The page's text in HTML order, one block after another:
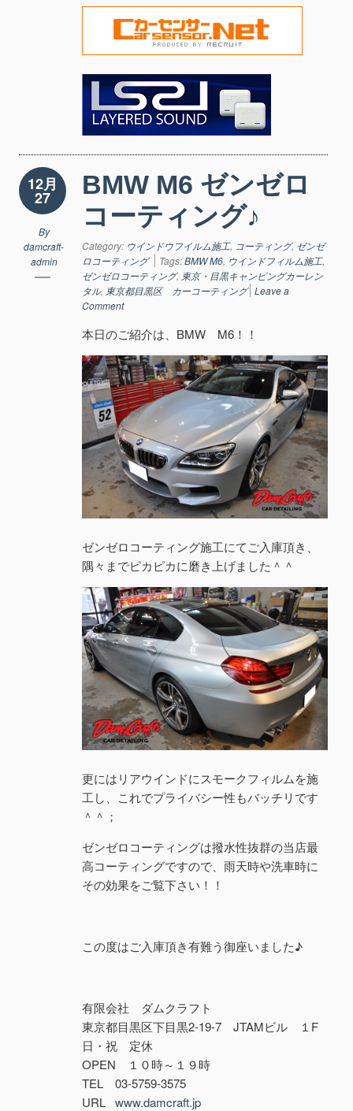
12月
27
By
damcraft-
admin
BMW M6 ゼンゼロ
コーティング♪
Category: ウインドウフイルム施工, コーティング, ゼンゼ
ロコーティング
Tags:BMW M6, ウインドフィルム施工,
ゼンゼロコーティング, 東京・目黒キャンピングカーレン
タル, 東京都目黒区 カーコーティング Leave a
Comment
本日のご紹介は、BMW M6！！
ゼンゼロコーティング施工にてご入庫頂き、
隅々までピカピカに磨き上げました＾＾
更にはリアウインドにスモークフィルムを施
工し、これでプライバシー性もバッチリです
＾＾；
ゼンゼロコーティングは撥水性抜群の当店最
高コーティングですので、雨天時や洗車時に
その効果をご覧下さい！！
この度はご入庫頂き有難う御座いました♪
有限会社 ダムクラフト
東京都目黒区下目黒2-19-7 JTAMビル １F
日・祝 定休
OPEN １０時～１９時
TEL 03-5759-3575
URL www.damcraft.jp